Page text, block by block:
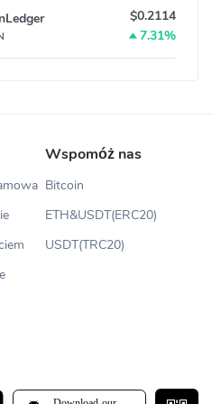
$0.2114
7.31%
Wspomóż nas
Bitcoin
ETH&USDT(ERC20)
USDT(TRC20)